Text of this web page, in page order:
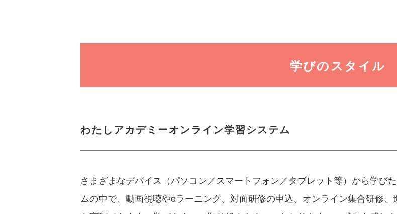
学びのスタイル
わたしアカデミーオンライン学習システム
さまざまなデバイス（パソコン／スマートフォン／タブレット等）から学び
ムの中で、動画視聴やeラーニング、対面研修の申込、オンライン集合研修